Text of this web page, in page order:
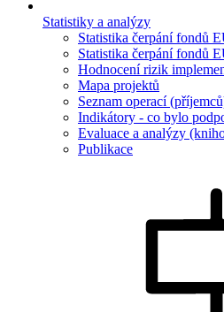
Statistiky a analýzy
Statistika čerpání fondů
Statistika čerpání fondů
Hodnocení rizik
Mapa projektů
Seznam operací
Indikátory - co bylo
Evaluace a analýzy
Publikace